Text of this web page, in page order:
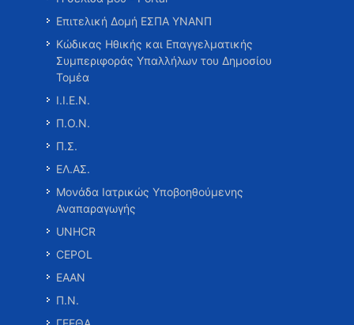
Επιτελική Δομή ΕΣΠΑ ΥΝΑΝΠ
Κώδικας Ηθικής και Επαγγελματικής
Συμπεριφοράς Υπαλλήλων του Δημοσίου
Τομέα
Ι.Ι.Ε.Ν.
Π.Ο.Ν.
Π.Σ.
ΕΛ.ΑΣ.
Μονάδα Ιατρικώς Υποβοηθούμενης
Αναπαραγωγής
UNHCR
CEPOL
ΕΑΑΝ
Π.Ν.